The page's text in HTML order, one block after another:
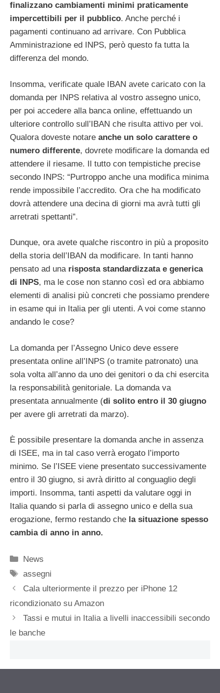
finalizzano cambiamenti minimi praticamente
impercettibili per il pubblico. Anche perché i
pagamenti continuano ad arrivare. Con Pubblica
Amministrazione ed INPS, però questo fa tutta la
differenza del mondo.
Insomma, verificate quale IBAN avete caricato con la
domanda per INPS relativa al vostro assegno unico,
per poi accedere alla banca online, effettuando un
ulteriore controllo sull’IBAN che risulta attivo per voi.
Qualora doveste notare anche un solo carattere o
numero differente, dovrete modificare la domanda ed
attendere il riesame. Il tutto con tempistiche precise
secondo INPS: “Purtroppo anche una modifica minima
rende impossibile l’accredito. Ora che ha modificato
dovrà attendere una decina di giorni ma avrà tutti gli
arretrati spettanti”.
Dunque, ora avete qualche riscontro in più a proposito
della storia dell’IBAN da modificare. In tanti hanno
pensato ad una risposta standardizzata e generica
di INPS, ma le cose non stanno così ed ora abbiamo
elementi di analisi più concreti che possiamo prendere
in esame qui in Italia per gli utenti. A voi come stanno
andando le cose?
La domanda per l’Assegno Unico deve essere
presentata online all’INPS (o tramite patronato) una
sola volta all’anno da uno dei genitori o da chi esercita
la responsabilità genitoriale. La domanda va
presentata annualmente (di solito entro il 30 giugno
per avere gli arretrati da marzo).
È possibile presentare la domanda anche in assenza
di ISEE, ma in tal caso verrà erogato l’importo
minimo. Se l’ISEE viene presentato successivamente
entro il 30 giugno, si avrà diritto al conguaglio degli
importi. Insomma, tanti aspetti da valutare oggi in
Italia quando si parla di assegno unico e della sua
erogazione, fermo restando che la situazione spesso
cambia di anno in anno.
Categorie
News
Tag
assegni
Cala ulteriormente il prezzo per iPhone 12
ricondizionato su Amazon
Tassi e mutui in Italia a livelli inaccessibili secondo
le banche